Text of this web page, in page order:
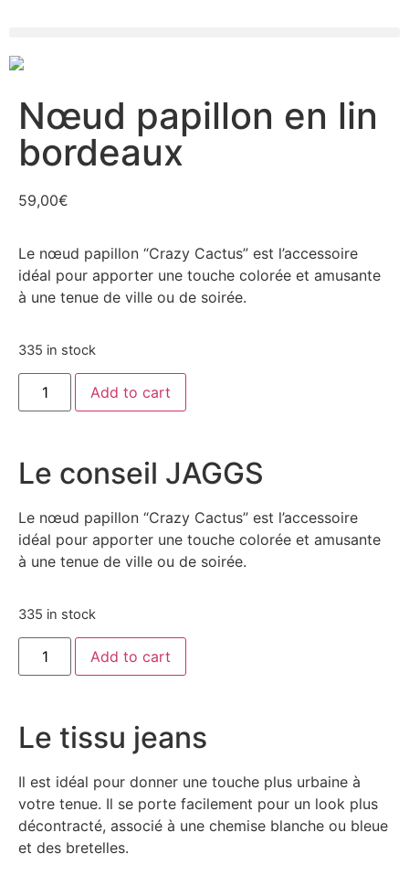
Nœud papillon en lin
bordeaux
59,00€
Le nœud papillon “Crazy Cactus” est l’accessoire
idéal pour apporter une touche colorée et amusante
à une tenue de ville ou de soirée.
335 in stock
Add to cart
Le conseil JAGGS
Le nœud papillon “Crazy Cactus” est l’accessoire
idéal pour apporter une touche colorée et amusante
à une tenue de ville ou de soirée.
335 in stock
Add to cart
Le tissu jeans
Il est idéal pour donner une touche plus urbaine à
votre tenue. Il se porte facilement pour un look plus
décontracté, associé à une chemise blanche ou bleue
et des bretelles.